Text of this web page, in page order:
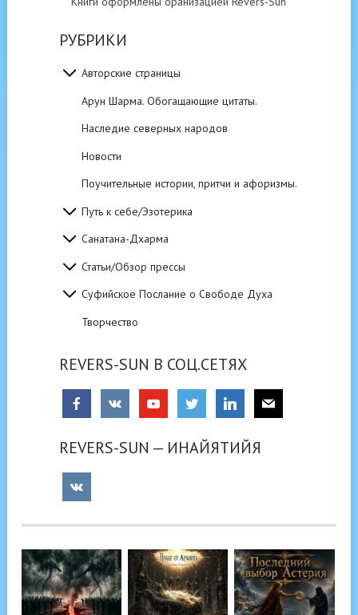
РУБРИКИ
Авторские страницы
Арун Шарма. Обогащающие цитаты.
Наследие северных народов
Новости
Поучительные истории, притчи и афоризмы.
Путь к себе/Эзотерика
Санатана-Дхарма
Статьи/Обзор прессы
Суфийское Послание о Свободе Духа
Творчество
REVERS-SUN В СОЦ.СЕТЯХ
REVERS-SUN — ИНАЙЯТИЙЯ